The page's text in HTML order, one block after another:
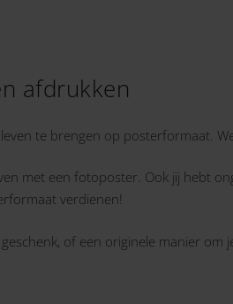
afdrukken
te brengen op posterformaat.
met een fotoposter. Ook jij hebt
verdienen!
of een originele manier om